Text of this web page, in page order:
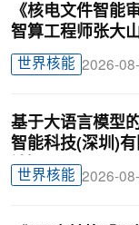
《核电文件智
智算工程师张大山
世界核能 2026-
基于大语言模型
智能科技(深圳)
锦颖
世界核能 2026-